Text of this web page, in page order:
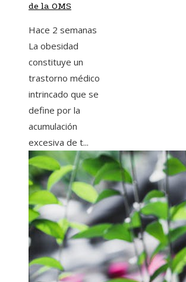
de la OMS
Hace 2 semanas
La obesidad
constituye un
trastorno médico
intrincado que se
define por la
acumulación
excesiva de t...